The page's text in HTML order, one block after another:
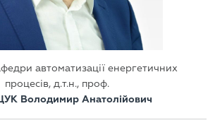
автоматизації енергетичних
процесів, д.т.н., проф.
Володимир Анатолійович